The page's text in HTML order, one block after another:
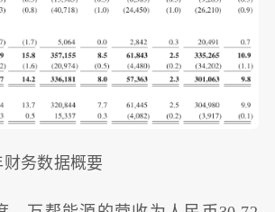
务数据概要